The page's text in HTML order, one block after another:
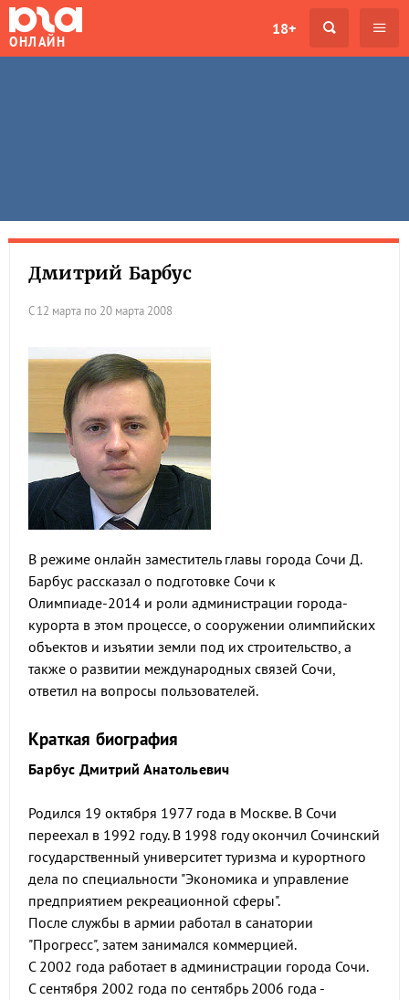
ОНЛАЙН
18+
Дмитрий Барбус
С 12 марта по 20 марта 2008
В режиме онлайн заместитель главы города Сочи Д.
Барбус рассказал о подготовке Сочи к
Олимпиаде-2014 и роли администрации города-
курорта в этом процессе, о сооружении олимпийских
объектов и изъятии земли под их строительство, а
также о развитии международных связей Сочи,
ответил на вопросы пользователей.
Краткая биография
Барбус Дмитрий Анатольевич
Родился 19 октября 1977 года в Москве. В Сочи
переехал в 1992 году. В 1998 году окончил Сочинский
государственный университет туризма и курортного
дела по специальности "Экономика и управление
предприятием рекреационной сферы".
После службы в армии работал в санатории
"Прогресс", затем занимался коммерцией.
С 2002 года работает в администрации города Сочи.
С сентября 2002 года по сентябрь 2006 года -